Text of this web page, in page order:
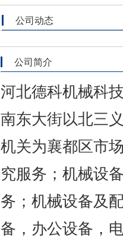
公司动态
公司简介
河北德科机械科
南东大街以北三
机关为襄都区市
究服务；机械设
务；机械设备及
备，办公设备，